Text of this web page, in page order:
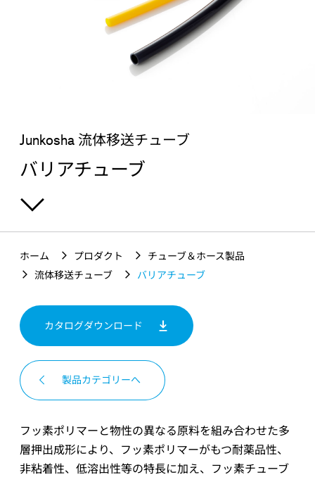
興味のある製品を探す
Junkosha 流体移送チューブ
バリアチューブ
ホーム プロダクト
チューブ＆ホース製品
流体移送チューブ
バリアチューブ
カタログダウンロード
製品カテゴリーへ
フッ素ポリマーと物性の異なる原料を組み合わせた多
層押出成形により、フッ素ポリマーがもつ耐薬品性、
非粘着性、低溶出性等の特長に加え、フッ素チューブ